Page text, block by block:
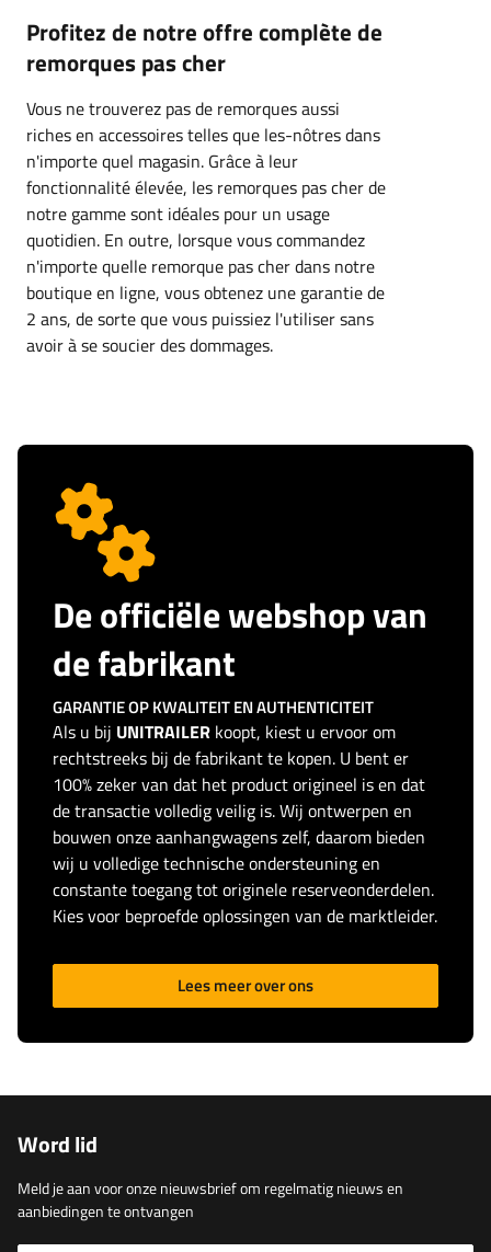
Profitez de notre offre complète de
remorques pas cher
Vous ne trouverez pas de remorques aussi
riches en accessoires telles que les-nôtres dans
n'importe quel magasin. Grâce à leur
fonctionnalité élevée, les remorques pas cher de
notre gamme sont idéales pour un usage
quotidien. En outre, lorsque vous commandez
n'importe quelle remorque pas cher dans notre
boutique en ligne, vous obtenez une garantie de
2 ans, de sorte que vous puissiez l'utiliser sans
avoir à se soucier des dommages.
De officiële webshop van
de fabrikant
GARANTIE OP KWALITEIT EN AUTHENTICITEIT
Als u bij UNITRAILER koopt, kiest u ervoor om
rechtstreeks bij de fabrikant te kopen. U bent er
100% zeker van dat het product origineel is en dat
de transactie volledig veilig is. Wij ontwerpen en
bouwen onze aanhangwagens zelf, daarom bieden
wij u volledige technische ondersteuning en
constante toegang tot originele reserveonderdelen.
Kies voor beproefde oplossingen van de marktleider.
Lees meer over ons
Word lid
Meld je aan voor onze nieuwsbrief om regelmatig nieuws en
aanbiedingen te ontvangen